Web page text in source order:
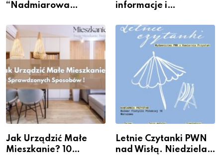
“Nadmiarowa
Galerii XX1
informacje i
Jak Urządzić Małe
Mieszkanie? 10
Letnie Czytanki PWN
nad Wisłą. Niedziela z